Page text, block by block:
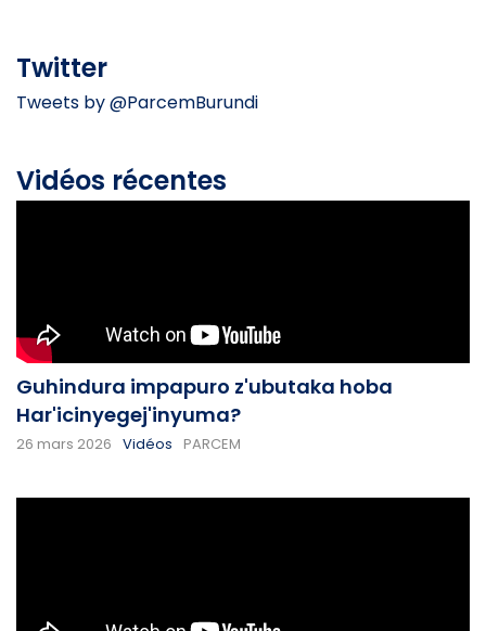
Twitter
Tweets by @ParcemBurundi
Vidéos récentes
Guhindura impapuro z'ubutaka hoba
Har'icinyegej'inyuma?
26 mars 2026 Vidéos PARCEM